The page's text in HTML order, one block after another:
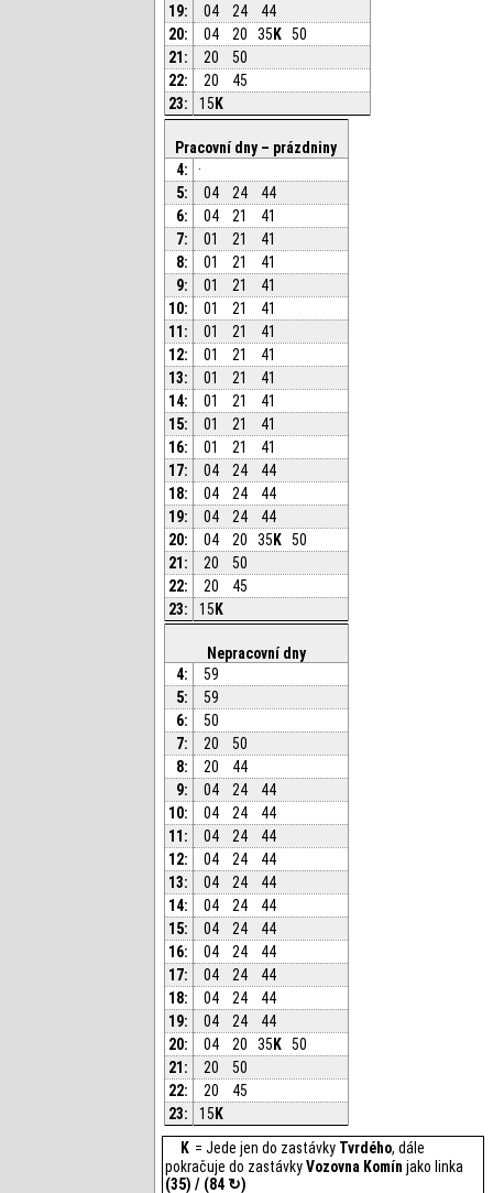
19:
04 24
44
20:
04 20 35 K 50
21:
20
50
22:
20
45
23:
15 K
Pracovní dny – prázdniny
4:
·
5:
04 24
44
6:
04 21
41
7:
01 21
41
8:
01 21
41
9:
01 21
41
10:
01 21
41
11:
01 21
41
12:
01 21
41
13:
01 21
41
14:
01 21
41
15:
01 21
41
16:
01 21
41
17:
04 24
44
18:
04 24
44
19:
04 24
44
20:
04 20 35 K 50
21:
20
50
22:
20
45
23:
15 K
Nepracovní dny
4:
59
5:
59
6:
50
7:
20
50
8:
20
44
9:
04 24
44
10:
04 24
44
11:
04 24
44
12:
04 24
44
13:
04 24
44
14:
04 24
44
15:
04 24
44
16:
04 24
44
17:
04 24
44
18:
04 24
44
19:
04 24
44
20:
04 20 35 K 50
21:
20
50
22:
20
45
23:
15 K
K = Jede jen do zastávky Tvrdého, dále
pokračuje do zastávkyVozovna Komín jako linka
(35) / (84 ↻)